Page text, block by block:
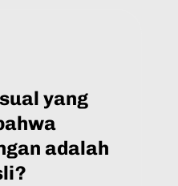
yang
adalah